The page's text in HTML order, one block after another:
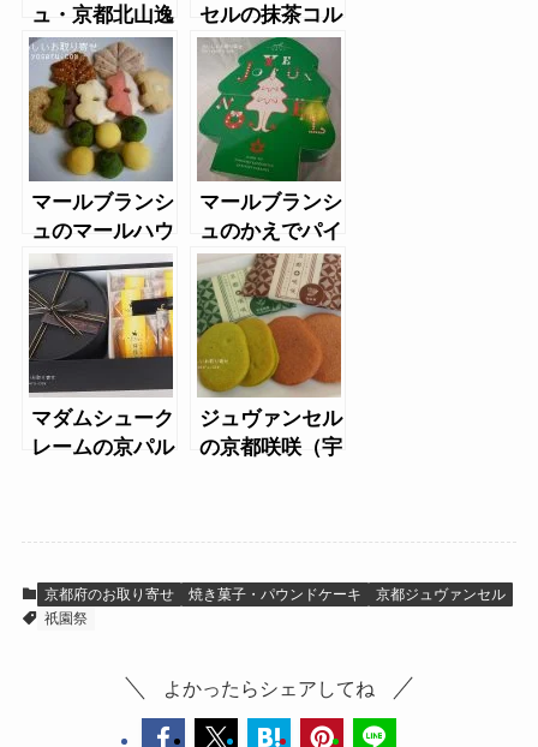
ュ・京都北山逸
品合わせ
セルの抹茶コル
ネッタ
マールブランシ
ュのマールハウ
ス京の春
マールブランシ
ュのかえでパイ
（クリスマス）
マダムシューク
レームの京パル
ジュヴァンセル
の京都咲咲（宇
京都府のお取り寄せ 焼き菓子・パウンドケーキ
京都ジュヴァンセル
祇園祭
よかったらシェアしてね